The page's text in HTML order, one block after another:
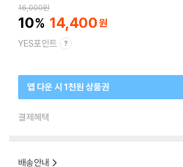
16,000원
10 14,400
YES포인트
앱 다운 시 1천원 상품권
결제혜택
배송안내